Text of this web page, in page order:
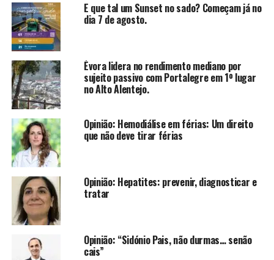
E que tal um Sunset no sado? Começam já no
dia 7 de agosto.
Évora lidera no rendimento mediano por
sujeito passivo com Portalegre em 1º lugar
no Alto Alentejo.
Opinião: Hemodiálise em férias: Um direito
que não deve tirar férias
Opinião: Hepatites: prevenir, diagnosticar e
tratar
Opinião: “Sidónio Pais, não durmas… senão
cais”